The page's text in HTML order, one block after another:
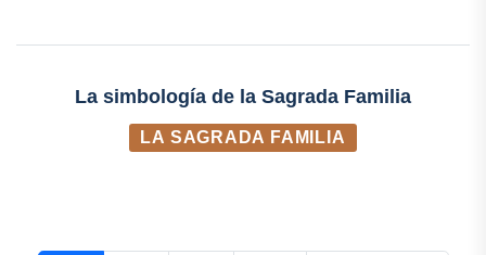
La simbología de la Sagrada Familia
LA SAGRADA FAMILIA